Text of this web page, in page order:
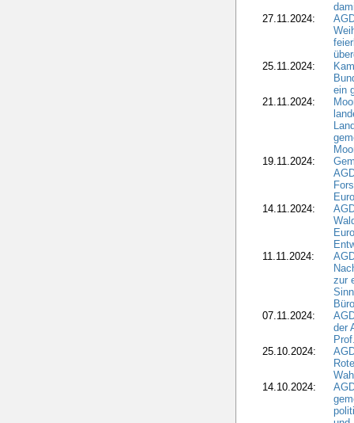
27.11.2024:
25.11.2024:
ein
21.11.2024:
19.11.2024:
14.11.2024:
11.11.2024:
zur
07.11.2024:
der
25.10.2024:
14.10.2024: